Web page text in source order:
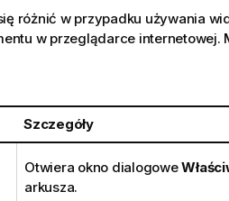
różnić w przypadku używania
w przeglądarce internetowej.
Szczegóły
Otwiera okno dialogowe
arkusza.